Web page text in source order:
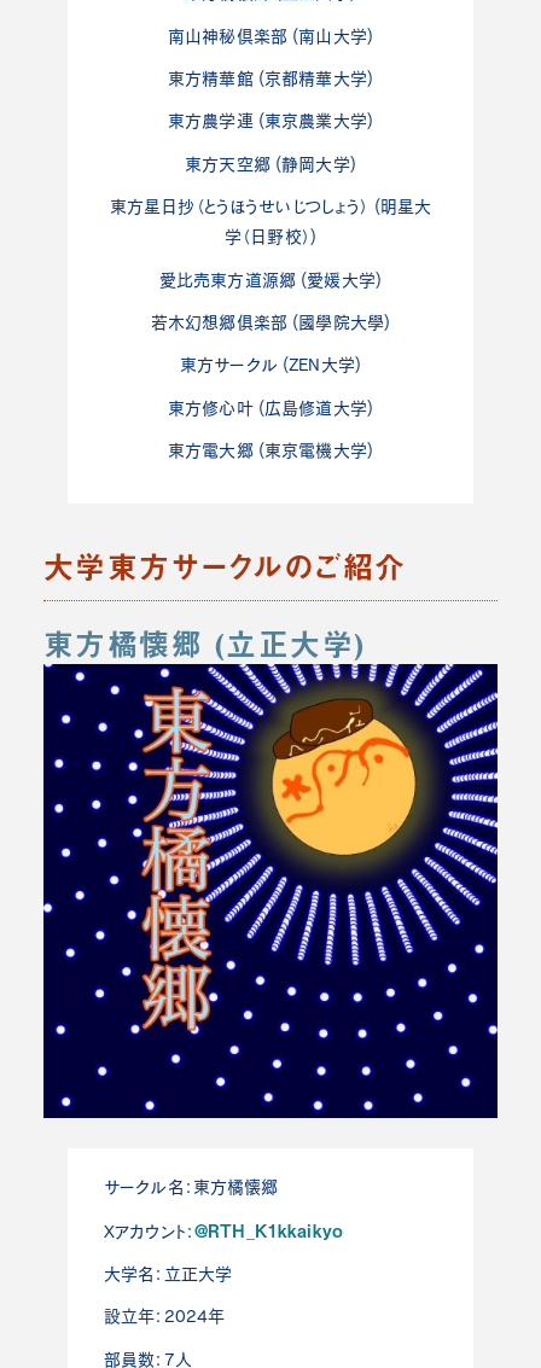
南山神秘倶楽部 (南山大学)
東方精華館 (京都精華大学)
東方農学連 (東京農業大学)
東方天空郷 (静岡大学)
東方星日抄（とうほうせいじつしょう） (明星大
学（日野校）)
愛比売東方道源郷 (愛媛大学)
若木幻想郷俱楽部 (國學院大學)
東方サークル (ZEN大学)
東方修心叶 (広島修道大学)
東方電大郷 (東京電機大学)
大学東方サークルのご紹介
東方橘懐郷 (立正大学)
サークル名：東方橘懐郷
Xアカウント： @RTH_K1kkaikyo
大学名：立正大学
設立年：2024年
部員数：7人